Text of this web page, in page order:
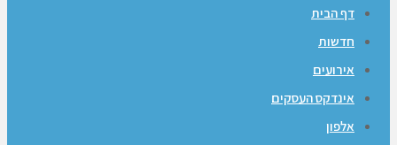
דף הבית
חדשות
אירועים
אינדקס העסקים
אלפון